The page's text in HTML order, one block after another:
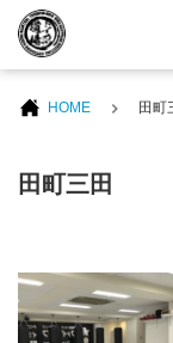
HOME 田町
田町三田